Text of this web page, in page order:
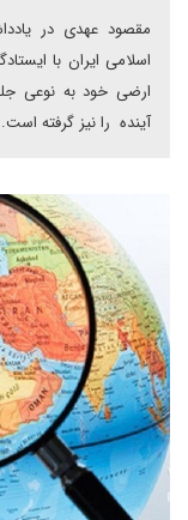
مقصود عهدی در
اسلامی ایران با
ارضی خود به نوعی
آینده را نیز گرفته است.